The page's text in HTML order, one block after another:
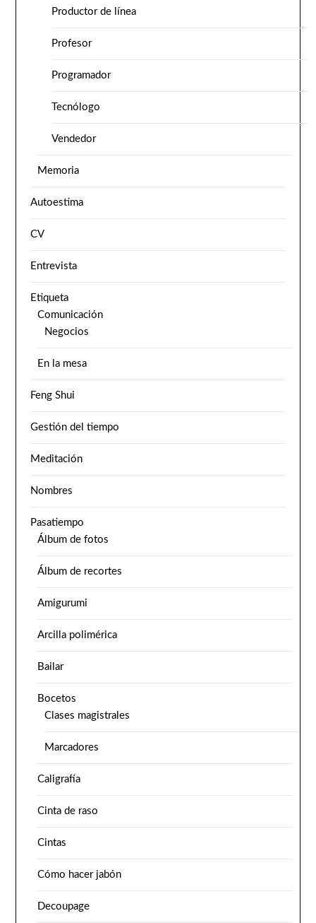
Productor de línea
Profesor
Programador
Tecnólogo
Vendedor
Memoria
Autoestima
CV
Entrevista
Etiqueta
Comunicación
Negocios
En la mesa
Feng Shui
Gestión del tiempo
Meditación
Nombres
Pasatiempo
Álbum de fotos
Álbum de recortes
Amigurumi
Arcilla polimérica
Bailar
Bocetos
Clases magistrales
Marcadores
Caligrafía
Cinta de raso
Cintas
Cómo hacer jabón
Decoupage